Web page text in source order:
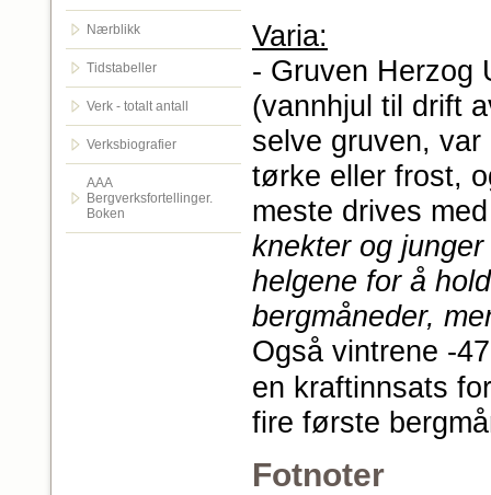
Nærblikk
Tidstabeller
Verk - totalt antall
Verksbiografier
AAA
Bergverksfortellinger.
Boken
Varia:
- Gruven Herzog
(vannhjul til drift
selve gruven,
tørke eller frost,
meste drives
knekter og
helgene for å
bergmåneder,
Også vintrene -
en kraftinnsats
fire første
Fotnoter